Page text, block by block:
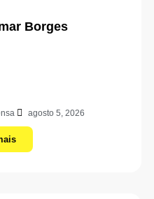
Borges
agosto 5, 2026